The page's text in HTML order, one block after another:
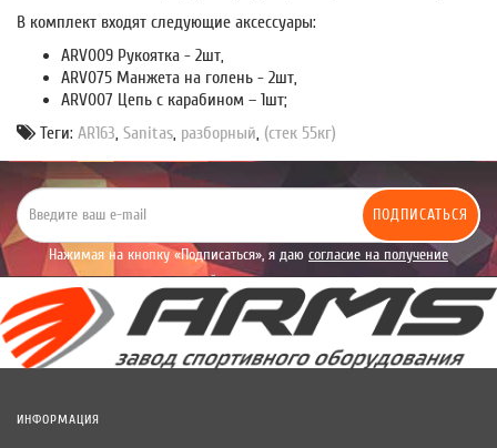
В комплект входят следующие аксессуары:
ARV009 Рукоятка - 2шт,
ARV075 Манжета на голень - 2шт,
ARV007 Цепь с карабином – 1шт;
Теги: AR163, Sanitas, разборный, (стек 55кг)
ПОДПИСАТЬСЯ
Нажимая на кнопку «Подписаться», я даю согласие на получение
уведомлений рекламного характера.
ИНФОРМАЦИЯ